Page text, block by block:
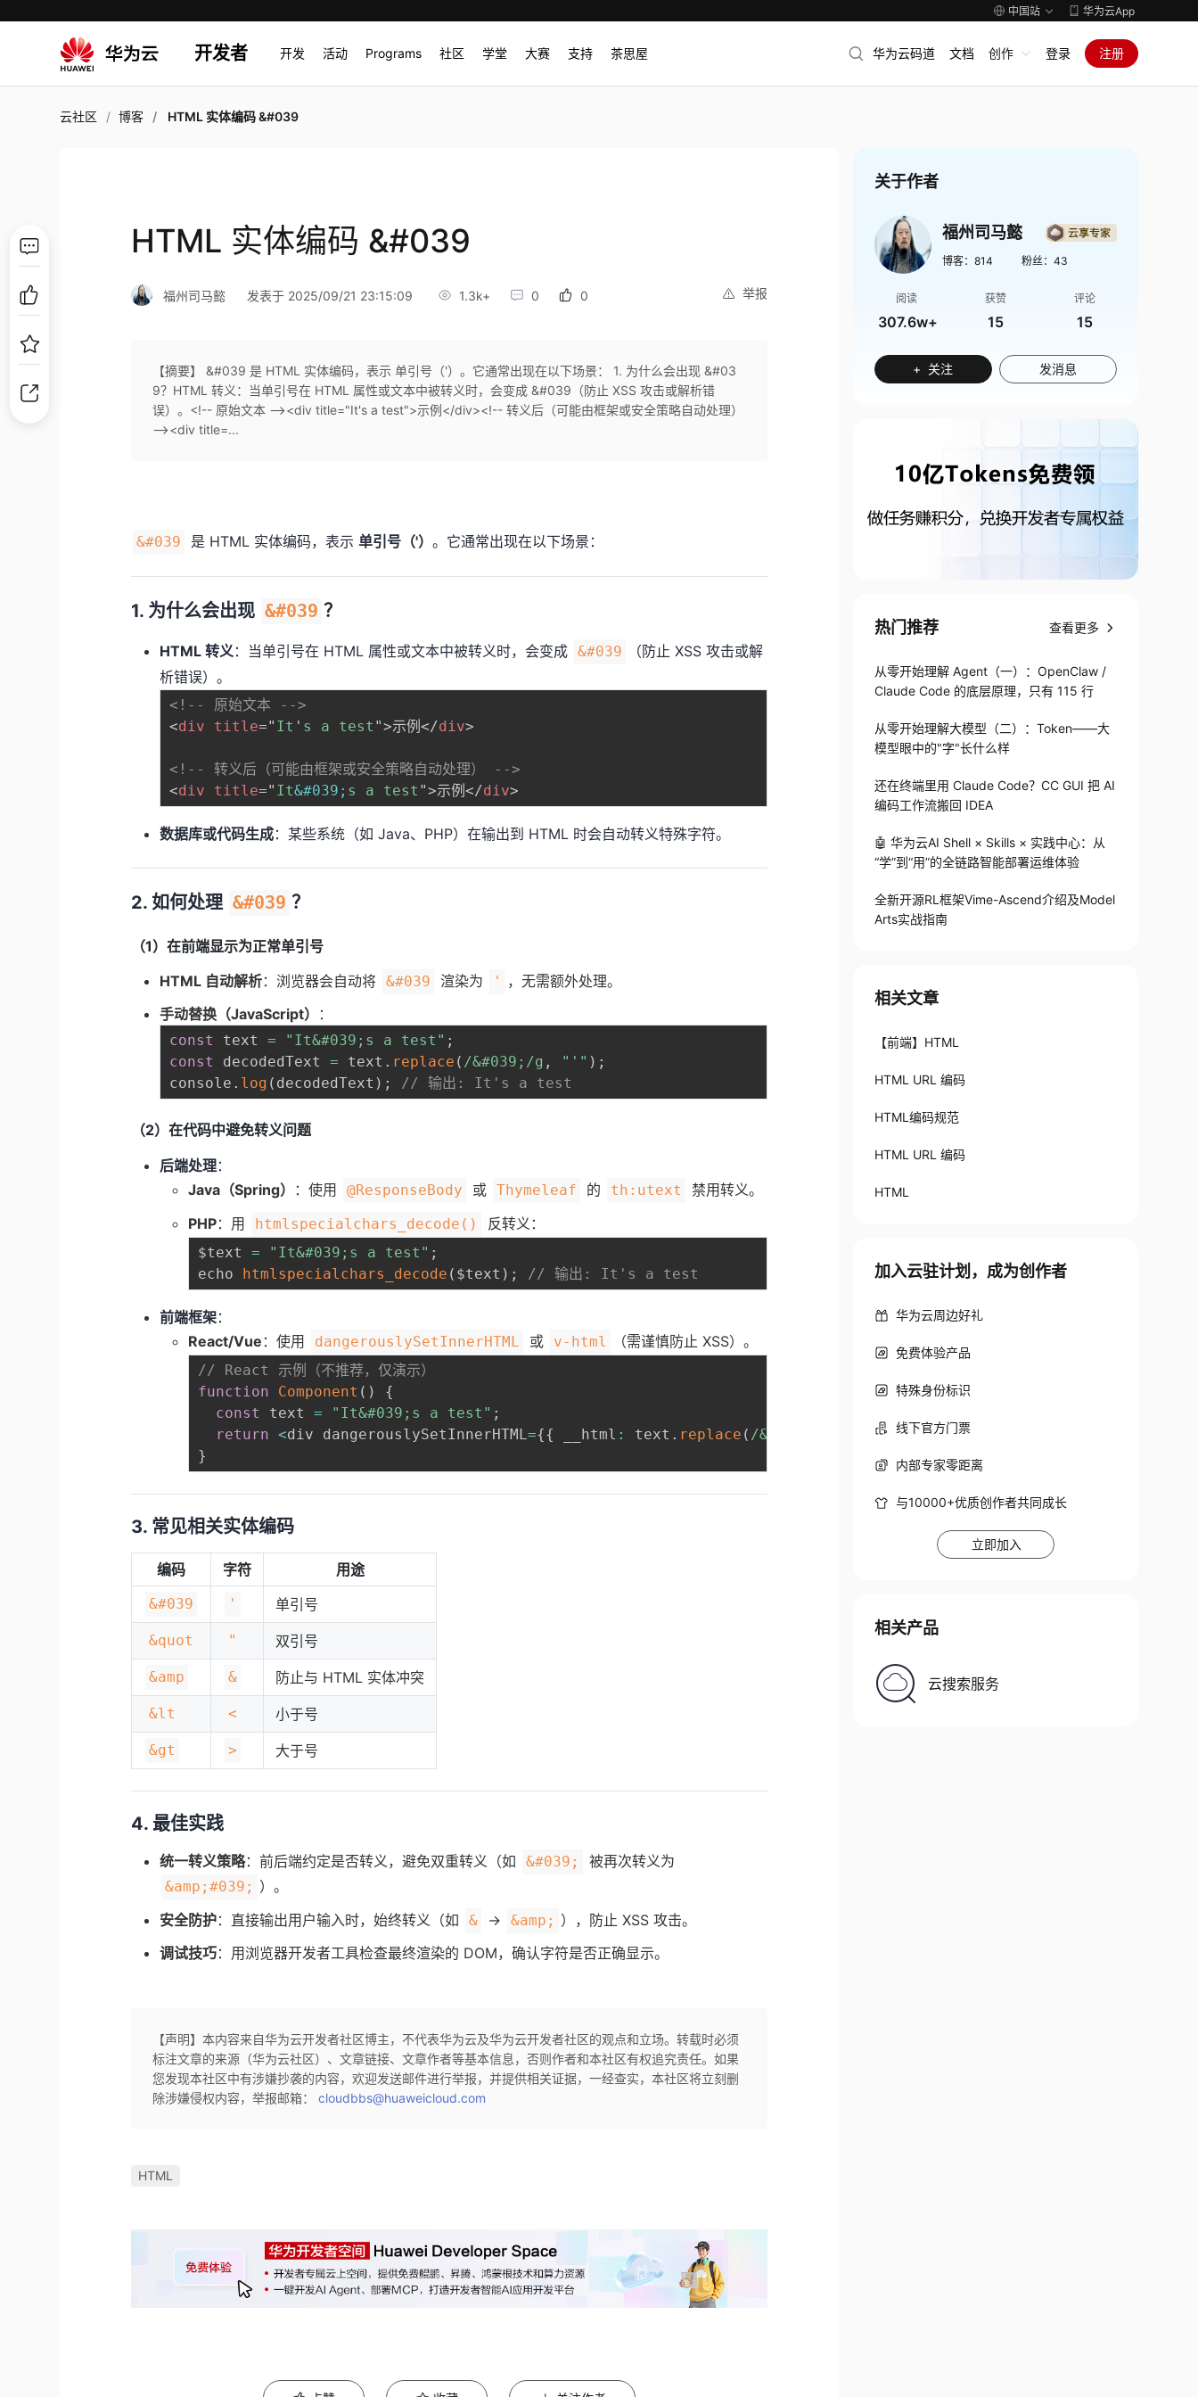
中国站 华为云App
开发者 开发 活动 Programs 社区 学堂 大赛 支持 茶思屋 华为云码道 文档 创作 登录 注册
云社区 博客 HTML 实体编码 &#039
HTML 实体编码 &#039
举报
福州司马懿 发表于 2025/09/21 23:15:09 1.3k+ 0 0
【摘要】 &#039 是 HTML 实体编码，表示 单引号（'）。它通常出现在以下场景： 1. 为什么会出现 &#03
9？HTML 转义：当单引号在 HTML 属性或文本中被转义时，会变成 &#039（防止 XSS 攻击或解析错
误）。<!-- 原始文本 --><div title="It's a test">示例</div><!-- 转义后（可能由框架或安全策略自动处理）
--><div title=...
&#039 是 HTML 实体编码，表示单引号（'）。它通常出现在以下场景：
1. 为什么会出现 &#039 ？
HTML 转义：当单引号在 HTML 属性或文本中被转义时，会变成 &#039
（防止 XSS 攻击或解
析错误）。
<!-- 原始文本 -->
<div title=" It ' s a test ">示例</div>
<!-- 转义后（可能由框架或安全策略自动处理） -->
<div title=" It&#039; s a test ">示例</div>
数据库或代码生成：某些系统（如 Java、PHP）在输出到 HTML 时会自动转义特殊字符。
2. 如何处理 &#039 ？
（1）在前端显示为正常单引号
HTML 自动解析：浏览器会自动将 &#039 渲染为 '
，无需额外处理。
手动替换（JavaScript）
：
const text = "It&#039;s a test" ;
const
decodedText = text . replace ( /&#039; /g , "'" ) ;
console . log ( decodedText ) ; // 输出: It's a test
（2）在代码中避免转义问题
后端处理：
Java（Spring）
：使用 @ResponseBody 或 Thymeleaf 的 th:utext
禁用转义。
PHP：用 htmlspecialchars_decode() 反转义：
$text = "It&#039;s a test" ;
echo htmlspecialchars_decode ( $text ) ; // 输出: It's a test
前端框架：
React/Vue ：使用 dangerouslySetInnerHTML 或 v-html （需谨慎防止 XSS）。
// React 示例（不推荐，仅演示）
function
Component ( )
{
const
text = "It&#039;s a test" ;
return <div dangerouslySetInnerHTML={{ __html : text . replace ( /&#039; "'") }} />;
}
3. 常见相关实体编码
编码 字符 用途
&#039 ' 单引号
&quot " 双引号
&amp & 防止与 HTML 实体冲突
&lt < 小于号
&gt > 大于号
4. 最佳实践
统一转义策略：前后端约定是否转义，避免双重转义（如 &#039; 被再次转义为
&amp;#039; ）。
安全防护：直接输出用户输入时，始终转义（如 & → &amp; ），防止 XSS 攻击。
调试技巧：用浏览器开发者工具检查最终渲染的 DOM，确认字符是否正确显示。
【声明】本内容来自华为云开发者社区博主，不代表华为云及华为云开发者社区的观点和立场。转载时必须
标注文章的来源（华为云社区）、文章链接、文章作者等基本信息，否则作者和本社区有权追究责任。如果
您发现本社区中有涉嫌抄袭的内容，欢迎发送邮件进行举报，并提供相关证据，一经查实，本社区将立刻删
除涉嫌侵权内容，举报邮箱：cloudbbs@huaweicloud.com
HTML
关于作者
福州司马懿
博客： 814 粉丝： 43
阅读
307.6w+
获赞
15
评论
15
+ 关注 发消息
热门推荐 查看更多
从零开始理解 Agent（一）：OpenClaw /
Claude Code 的底层原理，只有 115 行
从零开始理解大模型（二）：Token——大
模型眼中的"字"长什么样
还在终端里用 Claude Code？CC GUI 把 AI
编码工作流搬回 IDEA
🤖 华为云AI Shell × Skills × 实践中心：从
“学”到“用”的全链路智能部署运维体验
全新开源RL框架Vime-Ascend介绍及Model
Arts实战指南
相关文章
【前端】HTML
HTML URL 编码
HTML编码规范
HTML URL 编码
HTML
加入云驻计划，成为创作者
华为云周边好礼
免费体验产品
特殊身份标识
线下官方门票
内部专家零距离
与10000+优质创作者共同成长
立即加入
相关产品
云搜索服务